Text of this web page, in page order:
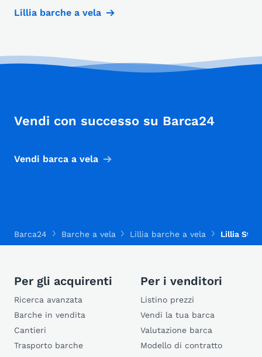
Lillia barche a vela
Vendi con successo su Barca24
Vendi barca a vela
Barca24 Barche a vela Lillia barche a vela Lillia Star
Per gli acquirenti
Ricerca avanzata
Barche in vendita
Cantieri
Trasporto barche
Per i venditori
Listino prezzi
Vendi la tua barca
Valutazione barca
Modello di contratto